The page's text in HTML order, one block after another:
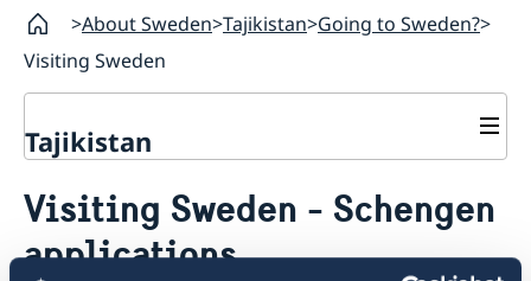
About Sweden Tajikistan Going to Sweden?
Visiting Sweden
Tajikistan
Visiting Sweden
Moving to someone in Sweden
Visiting Sweden - Schengen
applications